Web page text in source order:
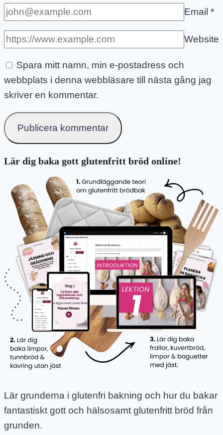
Email *
Website
Spara mitt namn, min e-postadress och
webbplats i denna webbläsare till nästa gång jag
skriver en kommentar.
Lär dig baka gott glutenfritt bröd online!
Lär grunderna i glutenfri bakning och hur du bakar
fantastiskt gott och hälsosamt glutenfritt bröd från
grunden.